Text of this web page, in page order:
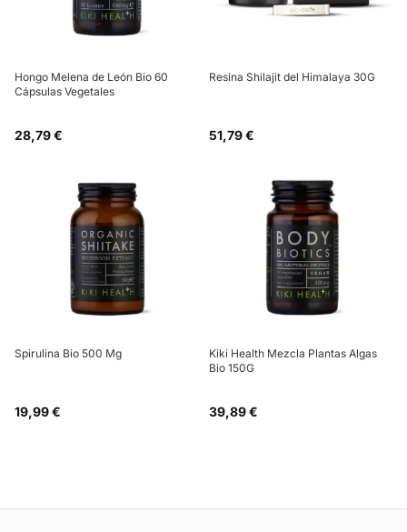
Hongo Melena de León Bio 60
Cápsulas Vegetales
28,79 €
Resina Shilajit del Himalaya 30G
51,79 €
Spirulina Bio 500 Mg
19,99 €
Kiki Health Mezcla Plantas Algas
Bio 150G
39,89 €